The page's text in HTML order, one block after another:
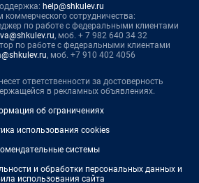
help@shkulev.ru
коммерческого сотрудничества:
по работе с федеральными клиентами
, моб. + 7 982 640 34 32
по работе с федеральными клиентами
, моб. +7 910 402 4056
ответственности за достоверность
в рекламных объявлениях.
об ограничениях
использования cookies
системы
и обработки персональных данных и
использования сайта